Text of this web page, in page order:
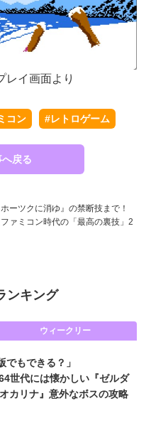
レイ画面より
コン #レトロゲーム
戻る
ーツクに消ゆ』の禁断技まで！
ァミコン時代の「最高の裏技」2
ンキング
ウィークリー
でもできる？」
世代には懐かしい『ゼルダ
カリナ』意外なボスの攻略